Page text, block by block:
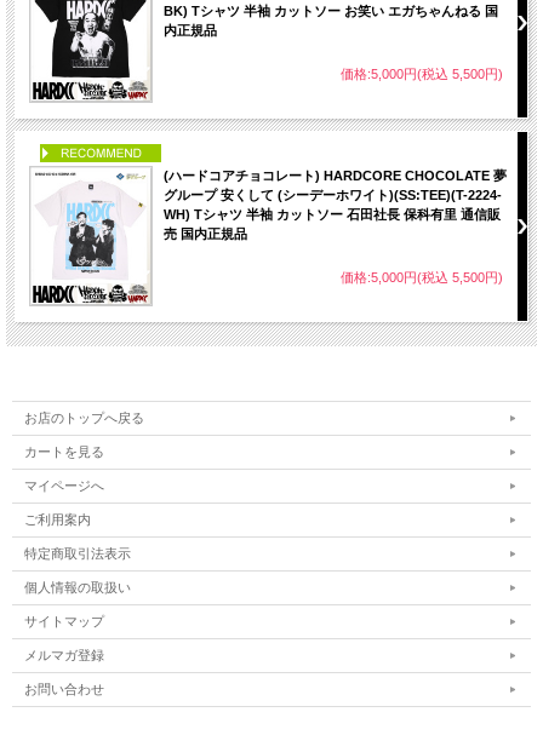
BK) Tシャツ 半袖 カットソー お笑い エガちゃんねる 国
内正規品
価格:5,000円(税込 5,500円)
(ハードコアチョコレート) HARDCORE CHOCOLATE 夢
グループ 安くして (シーデーホワイト)(SS:TEE)(T-2224-
WH) Tシャツ 半袖 カットソー 石田社長 保科有里 通信販
売 国内正規品
価格:5,000円(税込 5,500円)
お店のトップへ戻る
カートを見る
マイページへ
ご利用案内
特定商取引法表示
個人情報の取扱い
サイトマップ
メルマガ登録
お問い合わせ